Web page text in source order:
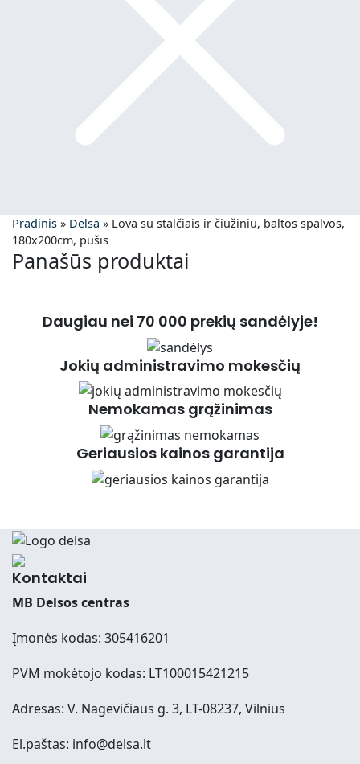
Pradinis » Delsa » Lova su stalčiais ir čiužiniu, baltos spalvos,
180x200cm, pušis
Panašūs produktai
Daugiau nei 70 000 prekių sandėlyje!
Jokių administravimo mokesčių
Nemokamas grąžinimas
Geriausios kainos garantija
Kontaktai
MB Delsos centras
Įmonės kodas: 305416201
PVM mokėtojo kodas: LT100015421215
Adresas: V. Nagevičiaus g. 3, LT-08237, Vilnius
El.paštas: info@delsa.lt